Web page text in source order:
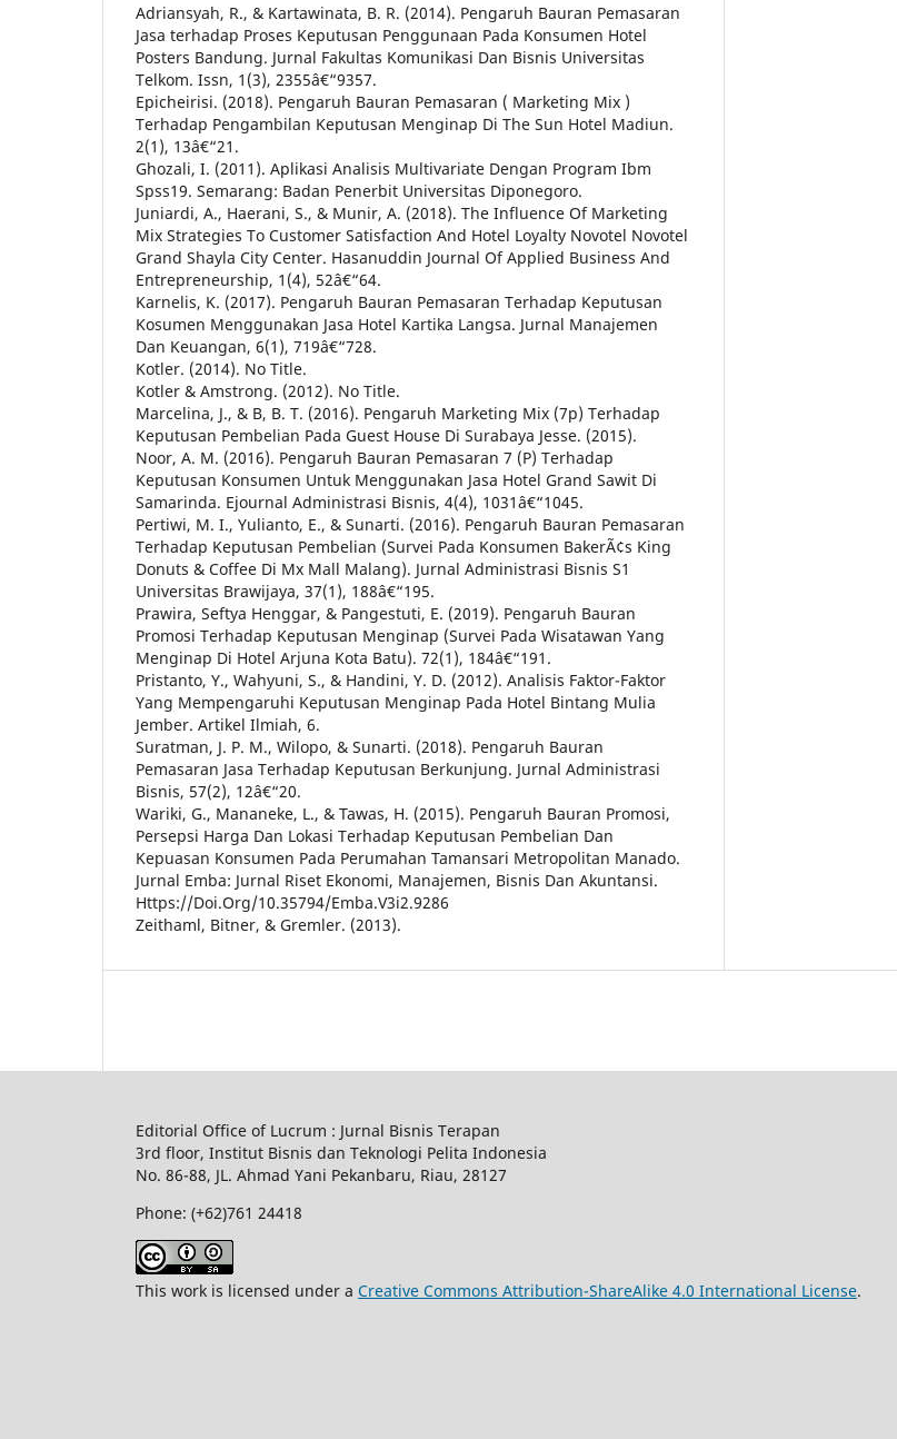
Adriansyah, R., & Kartawinata, B. R. (2014). Pengaruh Bauran Pemasaran
Jasa terhadap Proses Keputusan Penggunaan Pada Konsumen Hotel
Posters Bandung. Jurnal Fakultas Komunikasi Dan Bisnis Universitas
Telkom. Issn, 1(3), 2355â€“9357.
Epicheirisi. (2018). Pengaruh Bauran Pemasaran ( Marketing Mix )
Terhadap Pengambilan Keputusan Menginap Di The Sun Hotel Madiun.
2(1), 13â€“21.
Ghozali, I. (2011). Aplikasi Analisis Multivariate Dengan Program Ibm
Spss19. Semarang: Badan Penerbit Universitas Diponegoro.
Juniardi, A., Haerani, S., & Munir, A. (2018). The Influence Of Marketing
Mix Strategies To Customer Satisfaction And Hotel Loyalty Novotel Novotel
Grand Shayla City Center. Hasanuddin Journal Of Applied Business And
Entrepreneurship, 1(4), 52â€“64.
Karnelis, K. (2017). Pengaruh Bauran Pemasaran Terhadap Keputusan
Kosumen Menggunakan Jasa Hotel Kartika Langsa. Jurnal Manajemen
Dan Keuangan, 6(1), 719â€“728.
Kotler. (2014). No Title.
Kotler & Amstrong. (2012). No Title.
Marcelina, J., & B, B. T. (2016). Pengaruh Marketing Mix (7p) Terhadap
Keputusan Pembelian Pada Guest House Di Surabaya Jesse. (2015).
Noor, A. M. (2016). Pengaruh Bauran Pemasaran 7 (P) Terhadap
Keputusan Konsumen Untuk Menggunakan Jasa Hotel Grand Sawit Di
Samarinda. Ejournal Administrasi Bisnis, 4(4), 1031â€“1045.
Pertiwi, M. I., Yulianto, E., & Sunarti. (2016). Pengaruh Bauran Pemasaran
Terhadap Keputusan Pembelian (Survei Pada Konsumen BakerÃ¢s King
Donuts & Coffee Di Mx Mall Malang). Jurnal Administrasi Bisnis S1
Universitas Brawijaya, 37(1), 188â€“195.
Prawira, Seftya Henggar, & Pangestuti, E. (2019). Pengaruh Bauran
Promosi Terhadap Keputusan Menginap (Survei Pada Wisatawan Yang
Menginap Di Hotel Arjuna Kota Batu). 72(1), 184â€“191.
Pristanto, Y., Wahyuni, S., & Handini, Y. D. (2012). Analisis Faktor-Faktor
Yang Mempengaruhi Keputusan Menginap Pada Hotel Bintang Mulia
Jember. Artikel Ilmiah, 6.
Suratman, J. P. M., Wilopo, & Sunarti. (2018). Pengaruh Bauran
Pemasaran Jasa Terhadap Keputusan Berkunjung. Jurnal Administrasi
Bisnis, 57(2), 12â€“20.
Wariki, G., Mananeke, L., & Tawas, H. (2015). Pengaruh Bauran Promosi,
Persepsi Harga Dan Lokasi Terhadap Keputusan Pembelian Dan
Kepuasan Konsumen Pada Perumahan Tamansari Metropolitan Manado.
Jurnal Emba: Jurnal Riset Ekonomi, Manajemen, Bisnis Dan Akuntansi.
Https://Doi.Org/10.35794/Emba.V3i2.9286
Zeithaml, Bitner, & Gremler. (2013).
Editorial Office of Lucrum : Jurnal Bisnis Terapan
3rd floor, Institut Bisnis dan Teknologi Pelita Indonesia
No. 86-88, JL. Ahmad Yani Pekanbaru, Riau, 28127
Phone: (+62)761 24418
This work is licensed under a Creative Commons Attribution-ShareAlike 4.0 International License.